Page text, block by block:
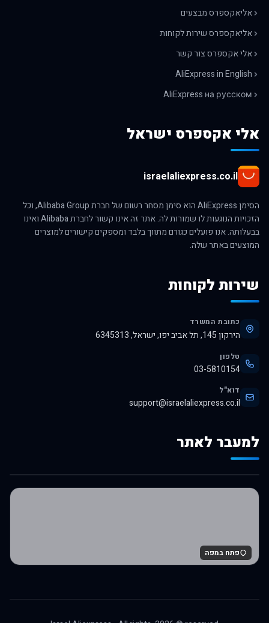
אליאקספרס מבצעים
אליאקספרס שירות לקוחות
אלי אקספרס צור קשר
AliExpress in English
AliExpress на русском
אלי אקספרס ישראל
israelaliexpress.co.il
הסימן AliExpress הוא סימן מסחר רשום של חברת Alibaba Group, וכל
הזכויות הנוגעות לו שמורות לה. אתר זה אינו קשור לחברת Alibaba ואינו
בבעלותה. אנו פועלים כגורם מתווך בלבד ומספקים קישורים למוצרים
המוצעים באתר שלה.
שירות לקוחות
כתובת המשרד
הירקון 145, תל אביב יפו, ישראל, 6345313
טלפון
03-5810154
דוא"ל
support@israelaliexpress.co.il
למעבר לאתר
לרכישה באלי אקספרס
פתח במפה